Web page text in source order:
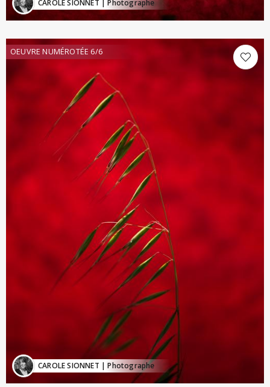
CAROLE SIONNET | Photographe
OEUVRE NUMÉROTÉE 6/6
CAROLE SIONNET | Photographe